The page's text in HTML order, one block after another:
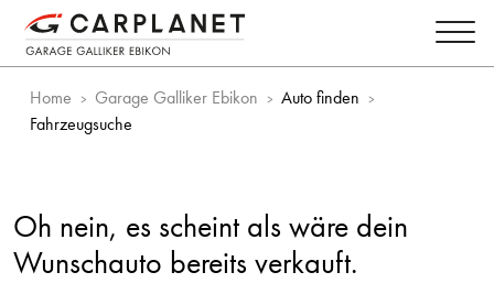
Home Garage Galliker Ebikon
Auto finden
Fahrzeugsuche
Oh nein, es scheint als wäre dein
Wunschauto bereits verkauft.